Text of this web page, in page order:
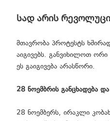
სად არის
მთავრობა პროტესტს
აიგივებს. განვიხილოთ
ეს გაიგივება არასწორი.
28 ნოემბრის განცხადება
28 ნოემბერს, ირაკლი